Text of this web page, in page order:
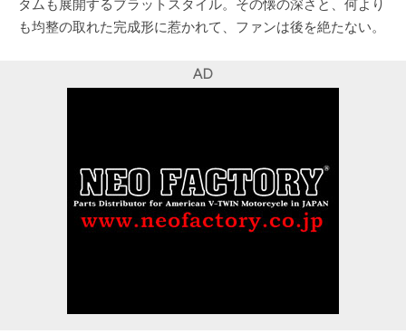
タムも展開するブラットスタイル。その懐の深さと、何より
も均整の取れた完成形に惹かれて、ファンは後を絶たない。
AD